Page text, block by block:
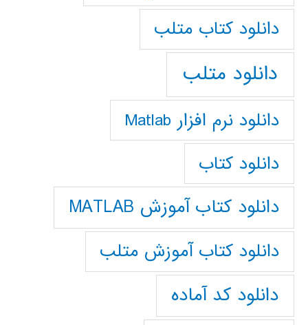
دانلود كتاب متلب
دانلود متلب
دانلود نرم افزار Matlab
دانلود کتاب
دانلود کتاب آموزش MATLAB
دانلود کتاب آموزش متلب
دانلود کد آماده